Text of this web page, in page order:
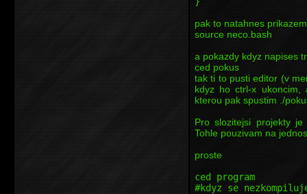
pak to natahnes prikazem
source neco.bash
a pokazdy kdyz napises
ced pokus
tak ti to pusti editor (v
kdyz ho ctrl-x ukoncim,
kterou pak spustim ./
Pro slozitejsi projekty
Tohle pouzivam na
proste
ced program
#kdyz se